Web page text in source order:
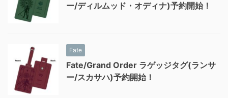
ー/ディルムッド・オディナ)予約開始！
Fate
Fate/Grand Order ラゲッジタグ(ランサ
ー/スカサハ)予約開始！